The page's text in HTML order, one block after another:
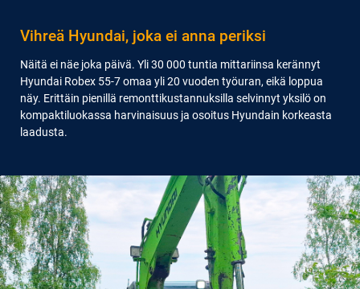
Vihreä Hyundai, joka ei anna periksi
Näitä ei näe joka päivä. Yli 30 000 tuntia mittariinsa kerännyt
Hyundai Robex 55-7 omaa yli 20 vuoden työuran, eikä loppua
näy. Erittäin pienillä remonttikustannuksilla selvinnyt yksilö on
kompaktiluokassa harvinaisuus ja osoitus Hyundain korkeasta
laadusta.